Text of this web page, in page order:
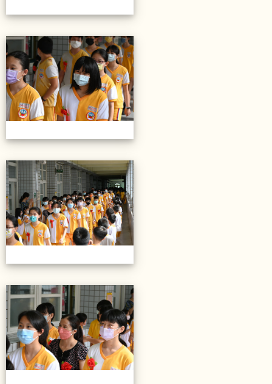
20220614第28屆畢業典禮
20220614第28屆畢業典禮